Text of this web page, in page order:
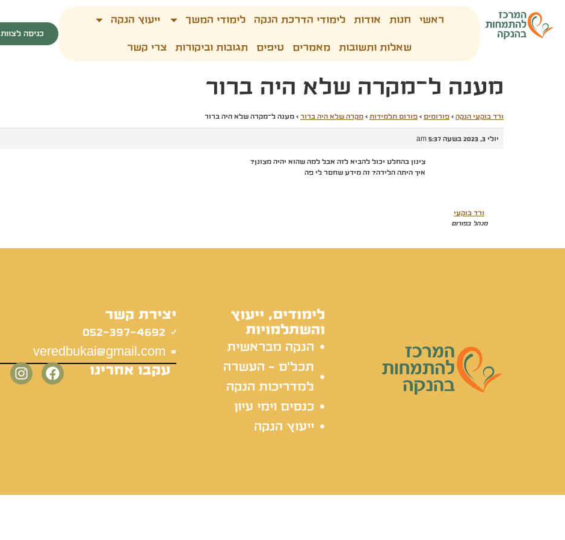
ראשי חנות אודות לימודי הדרכת הנקה לימודי המשך ייעוץ הנקה
שאלות ותשובות מאמרים טיפים תגובות וביקורות צרי קשר
כניסה לצוות
מענה ל־מקרה שלא היה ברור
ורד בוקעי הנקה › פורומים › פורום תלמידות › מקרה שלא היה ברור › מענה ל־מקרה שלא היה ברור
יולי 3, 2023 בשעה 5:37 am
ורד בוקעי
מנהל בפורום
צינון בהחלט יכול להביא לזה אבל למה שהוא יהיה מצונן?
איך היתה הלידה? זה מידע שחסר לי פה
לימודים, ייעוץ
והשתלמויות
הנקה מבראשית
תכל'ס - העשרה
למדריכות הנקה
כנסים וימי עיון
ייעוץ הנקה
יצירת קשר
052-397-4692
veredbukai@gmail.com
עקבו אחרינו